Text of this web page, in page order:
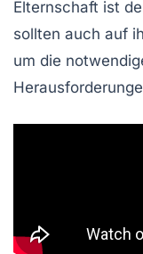
Elternschaft ist
sollten auch auf
um die